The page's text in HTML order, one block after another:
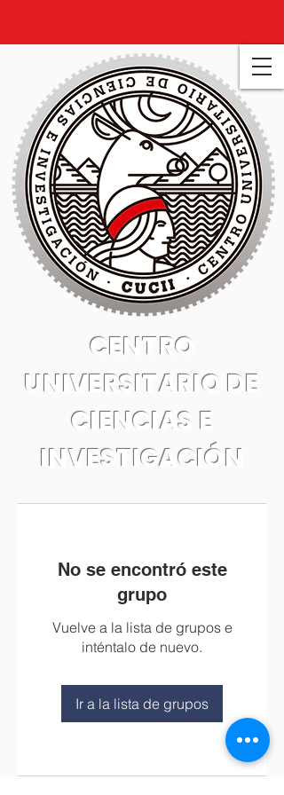
CENTRO
UNIVERSITARIO DE
CIENCIAS E
INVESTIGACIÓN
No se encontró este
grupo
Vuelve a la lista de grupos e
inténtalo de nuevo.
Ir a la lista de grupos